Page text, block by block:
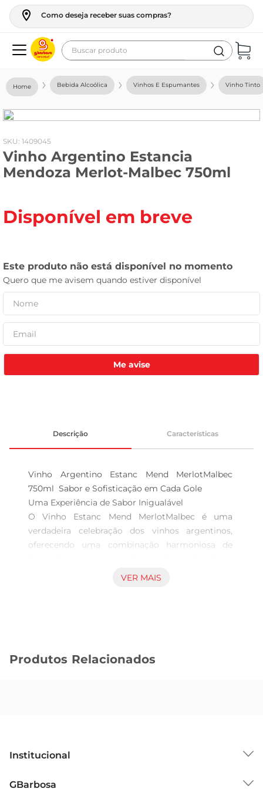
Como deseja receber suas compras?
Buscar produto
Bebida Alcoólica Vinhos E Espumantes Vinho Tinto
: 1409045
Vinho Argentino Estancia
Mendoza Merlot-Malbec 750ml
Disponível em breve
Me avise
Descrição Características
Vinho Argentino Estanc Mend MerlotMalbec
750ml  Sabor e Sofisticação em Cada Gole
Uma Experiência de Sabor Inigualável
O Vinho Estanc Mend MerlotMalbec é uma
verdadeira celebração dos vinhos argentinos,
oferecendo uma combinação harmoniosa de
750ml de pura qualidade, este vinho é ideal para
Notas de Degustação
envelhecimento em barricas de carvalho. Em
estrutura do Malbec, criando um equilíbrio
VER MAIS
Produtos Relacionados
Institucional
GBarbosa
geladeira
fogao
café
cerveja
leite
tv